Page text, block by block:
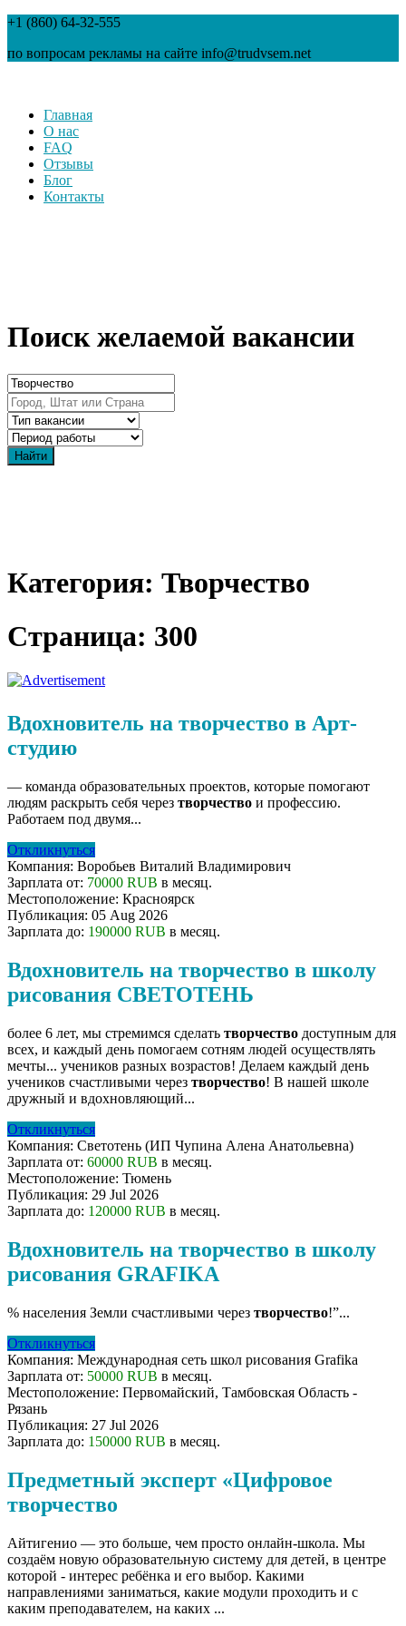
+1 (860) 64-32-555
по вопросам рекламы на сайте info@trudvsem.net
Главная
О нас
FAQ
Отзывы
Блог
Контакты
Поиск желаемой вакансии
Категория: Творчество
Страница: 300
Вдохновитель на творчество в Арт-
студию
— команда образовательных проектов, которые помогают
людям раскрыть себя через творчество и профессию.
Работаем под двумя...
Откликнуться
Компания: Воробьев Виталий Владимирович
Зарплата от: 70000 RUB в месяц.
Местоположение: Красноярск
Публикация: 05 Aug 2026
Зарплата до: 190000 RUB в месяц.
Вдохновитель на творчество в школу
рисования СВЕТОТЕНЬ
более 6 лет, мы стремимся сделать творчество доступным для
всех, и каждый день помогаем сотням людей осуществлять
мечты... учеников разных возрастов! Делаем каждый день
учеников счастливыми через творчество! В нашей школе
дружный и вдохновляющий...
Откликнуться
Компания: Светотень (ИП Чупина Алена Анатольевна)
Зарплата от: 60000 RUB в месяц.
Местоположение: Тюмень
Публикация: 29 Jul 2026
Зарплата до: 120000 RUB в месяц.
Вдохновитель на творчество в школу
рисования GRAFIKA
% населения Земли счастливыми через творчество!”...
Откликнуться
Компания: Международная сеть школ рисования Grafika
Зарплата от: 50000 RUB в месяц.
Местоположение: Первомайский, Тамбовская Область -
Рязань
Публикация: 27 Jul 2026
Зарплата до: 150000 RUB в месяц.
Предметный эксперт «Цифровое
творчество
Айтигенио — это больше, чем просто онлайн-школа. Мы
создаём новую образовательную систему для детей, в центре
которой - интерес ребёнка и его выбор. Какими
направлениями заниматься, какие модули проходить и с
каким преподавателем, на каких ...